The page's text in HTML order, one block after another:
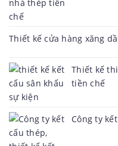
Thiết kế cửa hàng xăng
Thiết kế
tiền chế
Công ty